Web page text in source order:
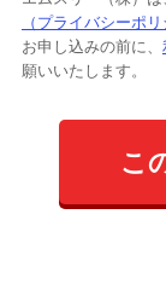
（プライバシーポリ
お申し込みの前に、
願いいたします。